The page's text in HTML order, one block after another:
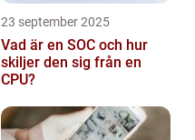
23 september 2025
Vad är en SOC och hur
skiljer den sig från en
CPU?